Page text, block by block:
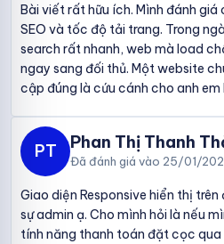
Bài viết rất hữu ích. Mình đánh giá
SEO và tốc độ tải trang. Trong
search rất nhanh, web mà load
ngay sang đối thủ. Một website
cập đúng là cứu cánh cho anh em
PT Phan Thị Thanh
Đã đánh giá vào 25/01/
Giao diện Responsive hiển thị
sự admin ạ. Cho mình hỏi là nếu
tính năng thanh toán đặt cọc